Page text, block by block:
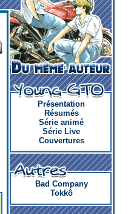
Présentation
Résumés
Série animé
Série Live
Couvertures
Bad Company
Tokkô